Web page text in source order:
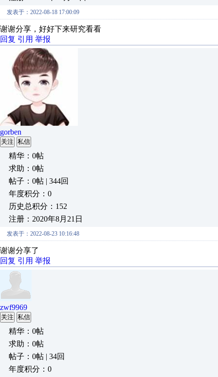
发表于：2022-08-18 17:00:09
谢谢分享，好好下来研究看看
回复 引用 举报
gorben
关注 私信
精华：0帖
求助：0帖
帖子：0帖 | 344回
年度积分：0
历史总积分：152
注册：2020年8月21日
发表于：2022-08-23 10:16:48
谢谢分享了
回复 引用 举报
zwf9969
关注 私信
精华：0帖
求助：0帖
帖子：0帖 | 34回
年度积分：0